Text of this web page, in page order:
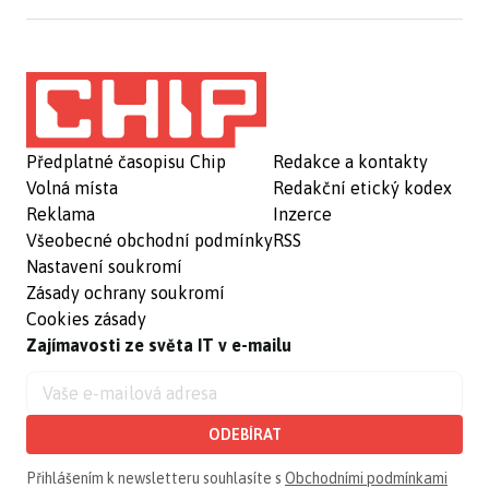
Předplatné časopisu Chip
Volná místa
Reklama
Všeobecné obchodní podmínky
Nastavení soukromí
Zásady ochrany soukromí
Cookies zásady
Redakce a kontakty
Redakční etický kodex
Inzerce
RSS
Zajímavosti ze světa IT v e-mailu
ODEBÍRAT
Přihlášením k newsletteru souhlasíte s Obchodními podmínkami